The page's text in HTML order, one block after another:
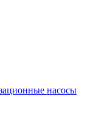
насосы